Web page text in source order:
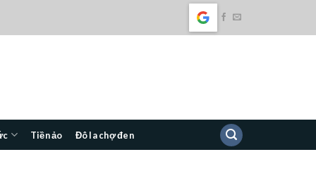
Tiền ảo Đô la chợ đen